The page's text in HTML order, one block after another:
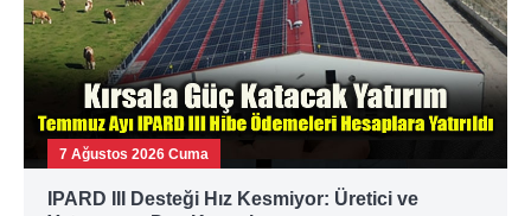
7 Ağustos 2026 Cuma
IPARD III Desteği Hız Kesmiyor: Üretici ve